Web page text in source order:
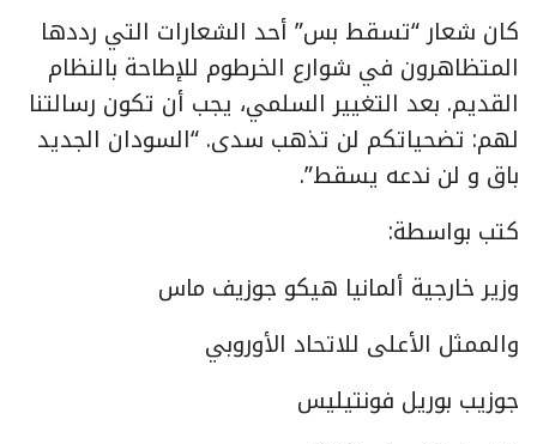
كان شعار “تسقط بس” أحد الشعارات التي رددها
المتظاهرون في شوارع الخرطوم للإطاحة بالنظام
القديم. بعد التغيير السلمي، يجب أن تكون رسالتنا
لهم: تضحياتكم لن تذهب سدى. “السودان الجديد
باق و لن ندعه يسقط”.
كتب بواسطة:
وزير خارجية ألمانيا هيكو جوزيف ماس
والممثل الأعلى للاتحاد الأوروبي
جوزيب بوريل فونتيليس